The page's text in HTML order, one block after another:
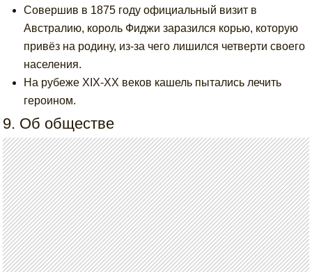
Совершив в 1875 году официальный визит в
Австралию, король Фиджи заразился корью, которую
привёз на родину, из-за чего лишился четверти своего
населения.
На рубеже XIX-XX веков кашель пытались лечить
героином.
9. Об обществе